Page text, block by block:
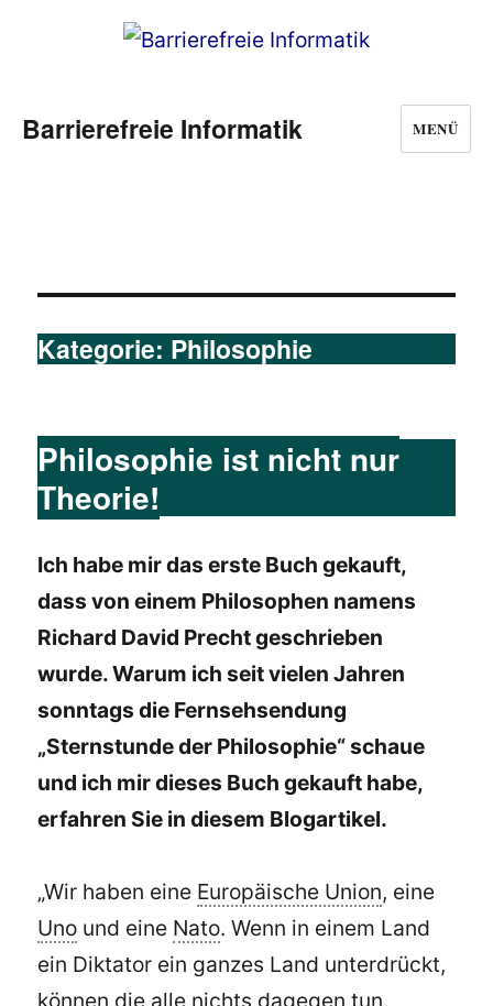
Barrierefreie Informatik MENÜ
Kategorie: Philosophie
Philosophie ist nicht nur
Theorie!
Ich habe mir das erste Buch gekauft,
dass von einem Philosophen namens
Richard David Precht geschrieben
wurde. Warum ich seit vielen Jahren
sonntags die Fernsehsendung
„Sternstunde der Philosophie“ schaue
und ich mir dieses Buch gekauft habe,
erfahren Sie in diesem Blogartikel.
„Wir haben eine Europäische Union, eine
Uno und eine Nato. Wenn in einem Land
ein Diktator ein ganzes Land unterdrückt,
können die alle nichts dagegen tun,